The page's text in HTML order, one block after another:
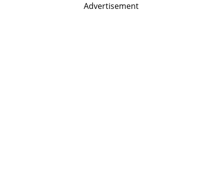
Advertisement